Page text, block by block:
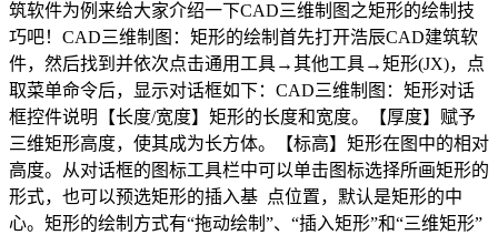
筑软件为例来给大家介绍一下CAD三维制图之矩形的绘制技
巧吧！CAD三维制图：矩形的绘制首先打开浩辰CAD建筑软
件，然后找到并依次点击通用工具→其他工具→矩形(JX)，点
取菜单命令后，显示对话框如下：CAD三维制图：矩形对话
框控件说明【长度/宽度】矩形的长度和宽度。【厚度】赋予
三维矩形高度，使其成为长方体。【标高】矩形在图中的相对
高度。从对话框的图标工具栏中可以单击图标选择所画矩形的
形式，也可以预选矩形的插入基 点位置，默认是矩形的中
心。矩形的绘制方式有“拖动绘制”、“插入矩形”和“三维矩形”